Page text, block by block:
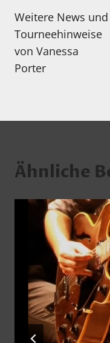
Weitere News und
Tourneehinweise
von Vanessa
Porter
Ähnliche